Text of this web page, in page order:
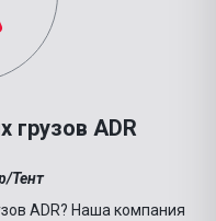
грузов ADR
Тент
ADR? Наша компания